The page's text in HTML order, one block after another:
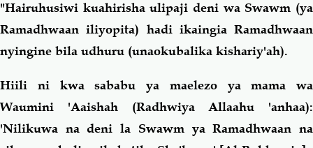
Familia-Jamii Maswali-Majibu
Chemsha Bongo Vitabu
Mapishi
"Hairuhusiwi kuahirisha ulipaji deni wa Swawm (ya
Ramadhwaan iliyopita) hadi ikaingia Ramadhwaan
nyingine bila udhuru (unaokubalika kishariy'ah).
Hiili ni kwa sababu ya maelezo ya mama wa
Waumini 'Aaishah (Radhwiya Allaahu 'anhaa):
'Nilikuwa na deni la Swawm ya Ramadhwaan na